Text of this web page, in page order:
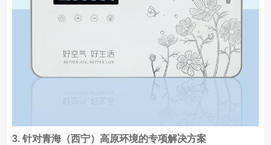
3. 针对青海（西宁）高原环境的专项解决方案